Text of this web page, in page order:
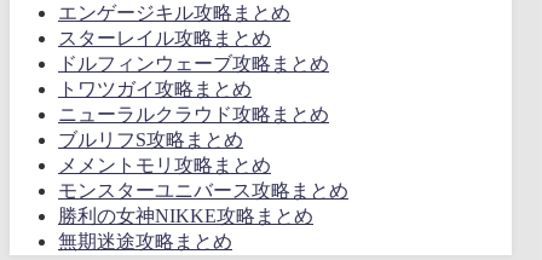
エンゲージキル攻略まとめ
スターレイル攻略まとめ
ドルフィンウェーブ攻略まとめ
トワツガイ攻略まとめ
ニューラルクラウド攻略まとめ
ブルリフS攻略まとめ
メメントモリ攻略まとめ
モンスターユニバース攻略まとめ
勝利の女神NIKKE攻略まとめ
無期迷途攻略まとめ